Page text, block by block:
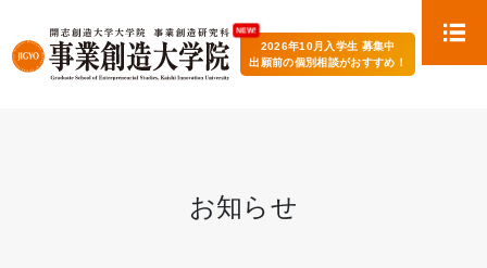
2026年10月入学生 募集中
出願前の個別相談がおすすめ！
お知らせ